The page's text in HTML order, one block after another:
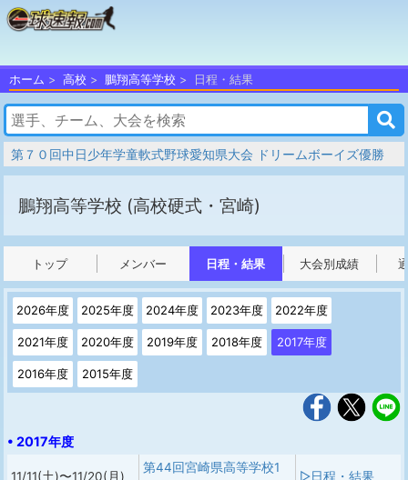
ホーム 高校 鵬翔高等学校 日程・結果
第７０回中日少年学童軟式野球愛知県大会 ドリームボーイズ優勝
鵬翔高等学校 (高校硬式・宮崎)
トップ メンバー 日程・結果 大会別成績
2026年度 2025年度 2024年度 2023年度 2022年度
2021年度 2020年度 2019年度 2018年度 2017年度
2016年度 2015年度
• 2017年度
11/11(土)〜11/20(月)
第44回宮崎県高等学校1
▷日程・結果